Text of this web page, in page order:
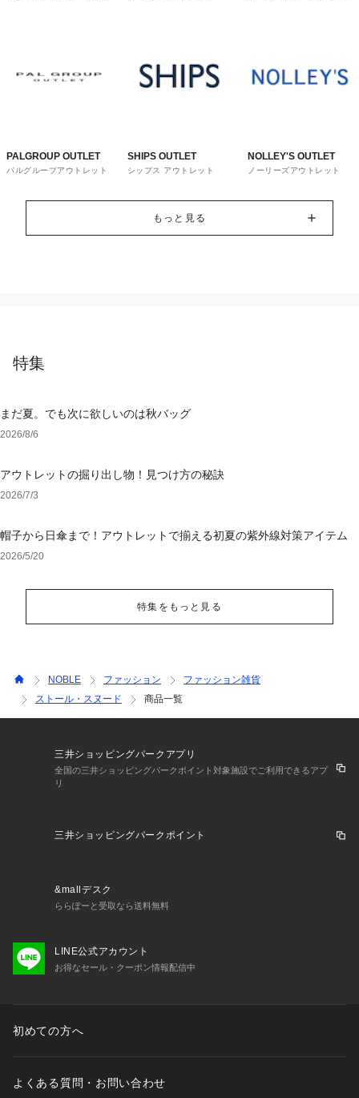
PALGROUP OUTLET
パルグループアウトレット
SHIPS OUTLET
シップス アウトレット
NOLLEY'S OUTLET
ノーリーズアウトレット
もっと見る
特集
まだ夏。でも次に欲しいのは秋バッグ
2026/8/6
アウトレットの掘り出し物！見つけ方の秘訣
2026/7/3
帽子から日傘まで！アウトレットで揃える初夏の紫外線対策アイテム
2026/5/20
特集をもっと見る
NOBLE ファッション
ファッション雑貨
ストール・スヌード
商品一覧
三井ショッピングパークアプリ
全国の三井ショッピングパークポイント対象施設でご利用できるアプ
リ
三井ショッピングパークポイント
&mallデスク
ららぽーと受取なら送料無料
LINE公式アカウント
お得なセール・クーポン情報配信中
初めての方へ
よくある質問・お問い合わせ